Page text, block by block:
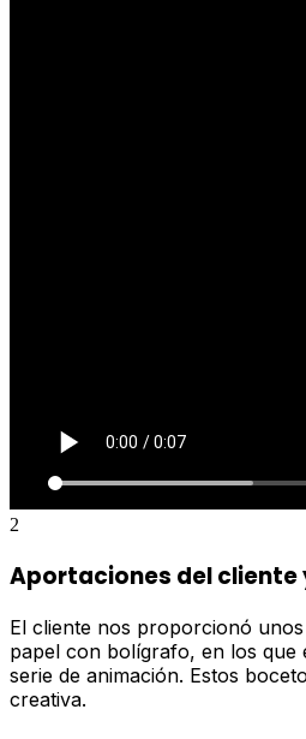
2
Aportaciones del cliente
El cliente nos proporcionó
papel con bolígrafo, en los que
serie de animación. Estos
creativa.